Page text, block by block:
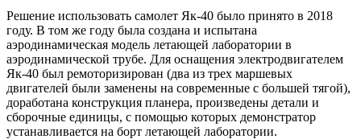
Решение использовать самолет Як-40 было принято в 2018
году. В том же году была создана и испытана
аэродинамическая модель летающей лаборатории в
аэродинамической трубе. Для оснащения электродвигателем
Як-40 был ремоторизирован (два из трех маршевых
двигателей были заменены на современные с большей тягой),
доработана конструкция планера, произведены детали и
сборочные единицы, с помощью которых демонстратор
устанавливается на борт летающей лаборатории.